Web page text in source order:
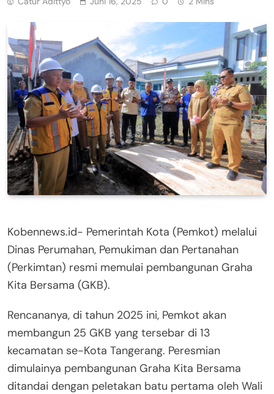
Kobennews.id- Pemerintah Kota (Pemkot) melalui
Dinas Perumahan, Pemukiman dan Pertanahan
(Perkimtan) resmi memulai pembangunan Graha
Kita Bersama (GKB).
Rencananya, di tahun 2025 ini, Pemkot akan
membangun 25 GKB yang tersebar di 13
kecamatan se-Kota Tangerang. Peresmian
dimulainya pembangunan Graha Kita Bersama
ditandai dengan peletakan batu pertama oleh Wali